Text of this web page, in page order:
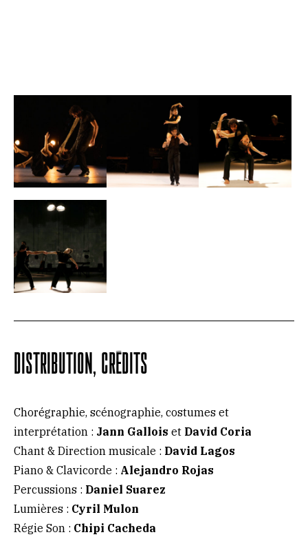
DISTRIBUTION, CRÉDITS
Chorégraphie, scénographie, costumes et
interprétation : Jann Gallois et David Coria
Chant & Direction musicale : David Lagos
Piano & Clavicorde : Alejandro Rojas
Percussions : Daniel Suarez
Lumières : Cyril Mulon
Régie Son : Chipi Cacheda